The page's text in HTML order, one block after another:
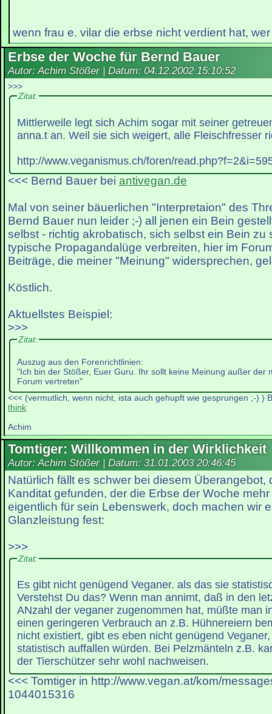
wenn frau e. vilar die erbse nicht verdient hat,
Erbse der Woche für Bernd Bauer
Autor: Achim Stößer | Datum: 04.12.2002 15:10:52
>>>
Zitat:
Mittlerweile legt sich Achim sogar mit seiner
anna.t an. Weil sie sich weigert, alle Fleischfresser
http://www.veganismus.ch/foren/
<<< Bernd Bauer bei antivegan.de
Mal von seiner bäuerlichen "Interpretaion" des
Bernd Bauer nun leider ;-) all jenen ein Bein
selbst - richtig akrobatisch, sich selbst ein Bein zu
typische Propagandalüge verbreiten, hier im
Beiträge, die meiner "Meinung" widersprechen,
Köstlich.
Aktuellstes Beispiel:
>>>
Zitat:
Auszug aus den Forenrichtlinien:
"Ich bin der Stößer, Euer Guru. Ihr sollt keine Meinung außer der
Forum vertreten"
<<< (vermutlich, wenn nicht, ista auch gehupft wie gesprungen ;-) )
think
Achim
Tomtiger: Willkommen in der Wirklichkeit
Autor: Achim Stößer | Datum: 31.01.2003 20:46:45
Natürlich fällt es schwer bei diesem Überangebot,
Kanditat gefunden, der die Erbse der Woche
eigentlich für sein Lebenswerk, doch machen wir
Glanzleistung fest:
>>>
Zitat:
Es gibt nicht genügend Veganer. als das sie
Verstehst Du das? Wenn man annimt, daß in den
ANzahl der veganer zugenommen hat, müßte man
einen geringeren Verbrauch an z.B. Hühnereiern
nicht existiert, gibt es eben nicht genügend
statistisch auffallen würden. Bei Pelzmänteln z.B.
der Tierschützer sehr wohl nachweisen.
<<< Tomtiger in http://www.vegan.at/kom/
1044015316